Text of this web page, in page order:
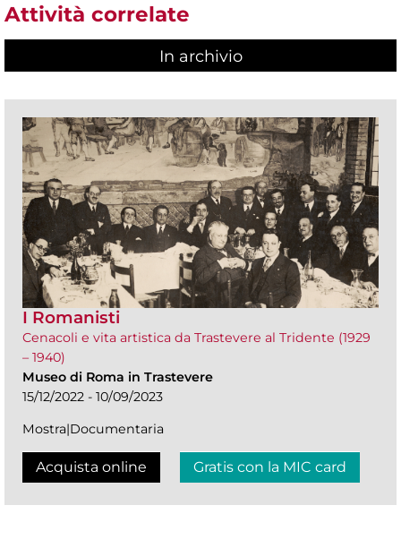
Attività correlate
In archivio
I Romanisti
Cenacoli e vita artistica da Trastevere al Tridente (1929
– 1940)
Museo di Roma in Trastevere
15/12/2022 - 10/09/2023
Mostra|Documentaria
Acquista online Gratis con la MIC card